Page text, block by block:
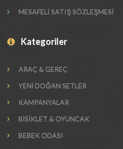
MESAFELİ SATIŞ SÖZLEŞMESİ
Kategoriler
ARAÇ & GEREÇ
YENİ DOĞAN SETLER
KAMPANYALAR
BİSİKLET & OYUNCAK
BEBEK ODASI